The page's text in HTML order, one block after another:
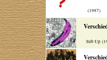
(1987)
Sub Up